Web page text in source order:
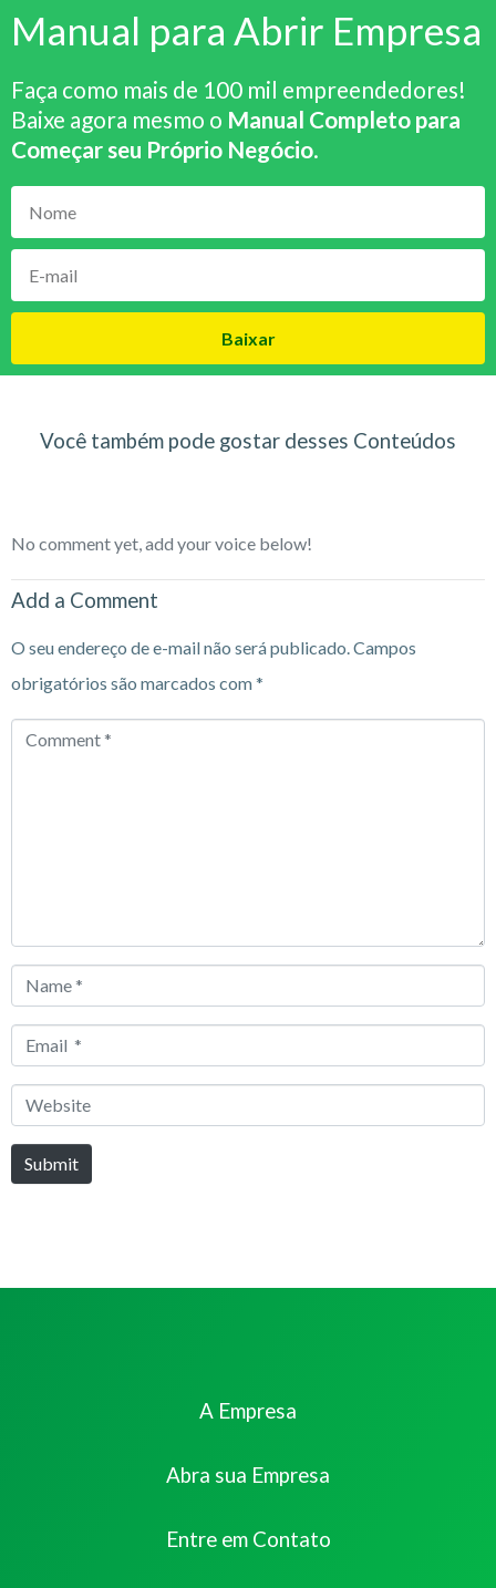
Manual para Abrir Empresa
Faça como mais de 100 mil empreendedores!
Baixe agora mesmo o Manual Completo para
Começar seu Próprio Negócio.
Baixar
Você também pode gostar desses Conteúdos
No comment yet, add your voice below!
Add a Comment
O seu endereço de e-mail não será publicado.Campos
obrigatórios são marcados com*
Comment
Name
Email
Website
Submit
A Empresa
Abra sua Empresa
Entre em Contato